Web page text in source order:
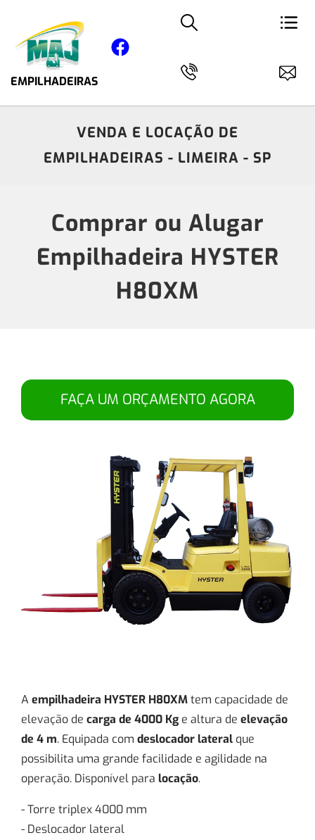
EMPILHADEIRAS
VENDA E LOCAÇÃO DE
EMPILHADEIRAS - LIMEIRA - SP
Comprar ou Alugar
Empilhadeira HYSTER
H80XM
FAÇA UM ORÇAMENTO AGORA
A empilhadeira HYSTER H80XMtem capacidade de
elevação de carga de 4000 Kg e altura de elevação
de 4 m. Equipada com deslocador lateral que
possibilita uma grande facilidade e agilidade na
operação. Disponível para locação.
- Torre triplex 4000 mm
- Deslocador lateral